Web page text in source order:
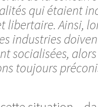
qui étaient
libertaire. Ainsi,
industries
socialisées,
toujours